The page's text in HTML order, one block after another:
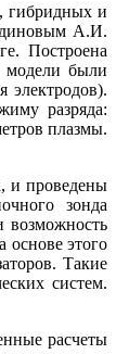
гибридных и
А.И.
Построена
модели были
электродов).
разряда:
плазмы.
и проведены
зонда
возможность
основе этого
Такие
систем.
расчеты